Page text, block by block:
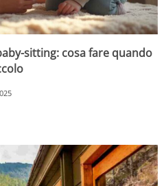
sitting: cosa fare quando